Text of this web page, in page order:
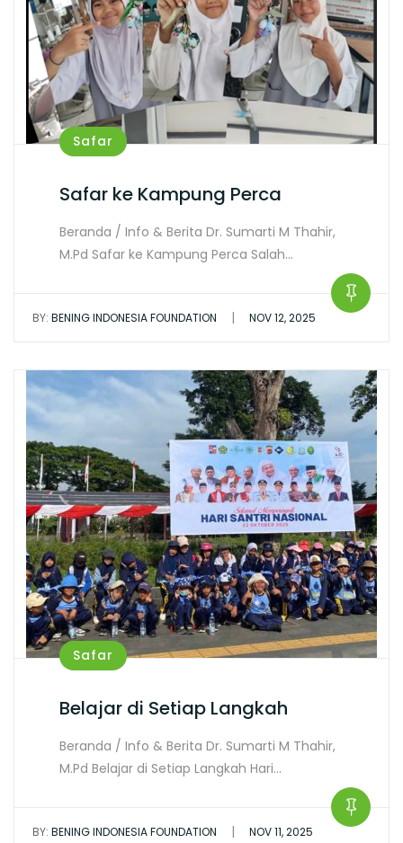
Safar
Safar ke Kampung Perca
Beranda / Info & Berita Dr. Sumarti M Thahir,
M.Pd Safar ke Kampung Perca Salah…
BY: BENING INDONESIA FOUNDATION | NOV 12, 2025
Safar
Belajar di Setiap Langkah
Beranda / Info & Berita Dr. Sumarti M Thahir,
M.Pd Belajar di Setiap Langkah Hari…
BY: BENING INDONESIA FOUNDATION | NOV 11, 2025